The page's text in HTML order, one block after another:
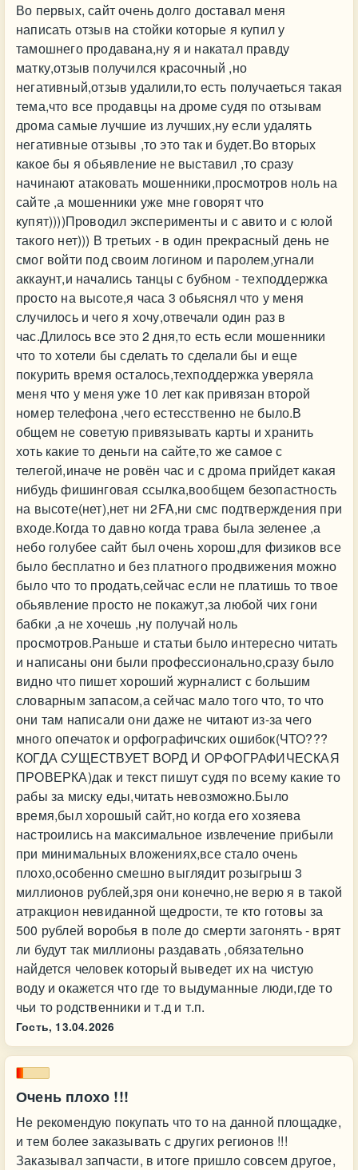
Во первых, сайт очень долго доставал меня
написать отзыв на стойки которые я купил у
тамошнего продавана,ну я и накатал правду
матку,отзыв получился красочный ,но
негативный,отзыв удалили,то есть получаеться такая
тема,что все продавцы на дроме судя по отзывам
дрома самые лучшие из лучших,ну если удалять
негативные отзывы ,то это так и будет.Во вторых
какое бы я обьявление не выставил ,то сразу
начинают атаковать мошенники,просмотров ноль на
сайте ,а мошенники уже мне говорят что
купят))))Проводил эксперименты и с авито и с юлой
такого нет))) В третьих - в один прекрасный день не
смог войти под своим логином и паролем,угнали
аккаунт,и начались танцы с бубном - техподдержка
просто на высоте,я часа 3 обьяснял что у меня
случилось и чего я хочу,отвечали один раз в
час.Длилось все это 2 дня,то есть если мошенники
что то хотели бы сделать то сделали бы и еще
покурить время осталось,техподдержка уверяла
меня что у меня уже 10 лет как привязан второй
номер телефона ,чего естесственно не было.В
общем не советую привязывать карты и хранить
хоть какие то деньги на сайте,то же самое с
телегой,иначе не ровён час и с дрома прийдет какая
нибудь фишинговая ссылка,вообщем безопастность
на высоте(нет),нет ни 2FA,ни смс подтверждения при
входе.Когда то давно когда трава была зеленее ,а
небо голубее сайт был очень хорош,для физиков все
было бесплатно и без платного продвижения можно
было что то продать,сейчас если не платишь то твое
обьявление просто не покажут,за любой чих гони
бабки ,а не хочешь ,ну получай ноль
просмотров.Раньше и статьи было интересно читать
и написаны они были профессионально,сразу было
видно что пишет хороший журналист с большим
словарным запасом,а сейчас мало того что, то что
они там написали они даже не читают из-за чего
много опечаток и орфографичских ошибок(ЧТО???
КОГДА СУЩЕСТВУЕТ ВОРД И ОРФОГРАФИЧЕСКАЯ
ПРОВЕРКА)дак и текст пишут судя по всему какие то
рабы за миску еды,читать невозможно.Было
время,был хорошый сайт,но когда его хозяева
настроились на максимальное извлечение прибыли
при минимальных вложениях,все стало очень
плохо,особенно смешно выглядит розыгрыш 3
миллионов рублей,зря они конечно,не верю я в такой
атракцион невиданной щедрости, те кто готовы за
500 рублей воробья в поле до смерти загонять - врят
ли будут так миллионы раздавать ,обязательно
найдется человек который выведет их на чистую
воду и окажется что где то выдуманные люди,где то
чьи то родственники и т.д и т.п.
Гость, 13.04.2026
Очень плохо !!!
Не рекомендую покупать что то на данной площадке,
и тем более заказывать с других регионов !!!
Заказывал запчасти, в итоге пришло совсем другое,